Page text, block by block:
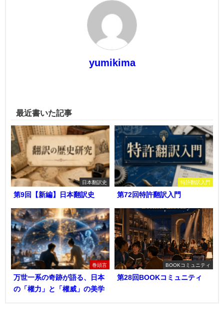
yumikima
最近書いた記事
日本翻訳史
第9回【新編】日本翻訳史
特許翻訳入門
第72回特許翻訳入門
巻頭言
万世一系の奇跡が語る、日本
の「權力」と「權威」の美学
BOOKコミュニティ
第28回BOOKコミュニティ